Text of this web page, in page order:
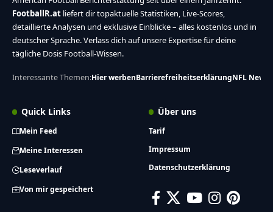
FootballR.at liefert dir topaktuelle Statistiken, Live-Scores,
detaillierte Analysen und exklusive Einblicke – alles kostenlos und in
deutscher Sprache. Verlass dich auf unsere Expertise für deine
tägliche Dosis Football-Wissen.
Interessante Themen:Hier werbenBarrierefreiheitserklärungNFL News
Quick Links
Mein Feed
Meine Interessen
Leseverlauf
Von mir gespeichert
Über uns
Tarif
Impressum
Datenschutzerklärung